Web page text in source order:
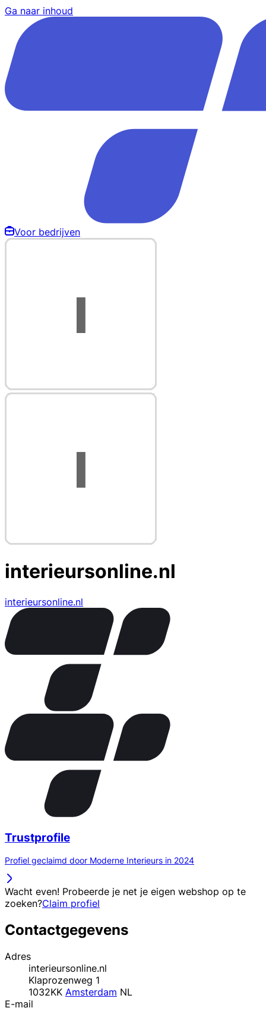
Ga naar inhoud
Voor bedrijven
interieursonline.nl
interieursonline.nl
Trustprofile
Profiel geclaimd door Moderne Interieurs in 2024
Wacht even! Probeerde je net je eigen webshop op te
zoeken?Claim profiel
Contactgegevens
Adres
interieursonline.nl
Klaprozenweg 1
1032KK Amsterdam NL
E-mail